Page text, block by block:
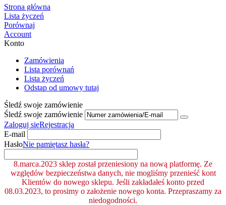
Strona główna
Lista życzeń
Porównaj
Account
Konto
Zamówienia
Lista porównań
Lista życzeń
Odstąp od umowy tutaj
Śledź swoje zamówienie
Śledź swoje zamówienie
Zaloguj sięRejestracja
E-mail
HasłoNie pamiętasz hasła?
8.marca.2023 sklep został przeniesiony na nową platformę. Ze
względów bezpieczeństwa danych, nie mogliśmy przenieść kont
Klientów do nowego sklepu. Jeśli zakładałeś konto przed
08.03.2023, to prosimy o założenie nowego konta. Przepraszamy za
niedogodności.